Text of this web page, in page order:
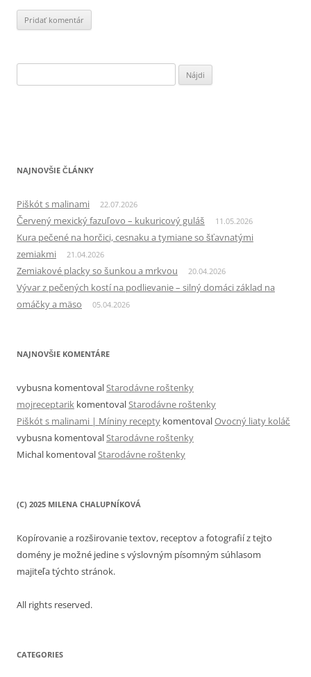
NAJNOVŠIE ČLÁNKY
Piškót s malinami 22.07.2026
Červený mexický fazuľovo – kukuricový guláš 11.05.2026
Kura pečené na horčici, cesnaku a tymiane so šťavnatými
zemiakmi
21.04.2026
Zemiakové placky so šunkou a mrkvou 20.04.2026
Vývar z pečených kostí na podlievanie – silný domáci základ na
omáčky a mäso
05.04.2026
NAJNOVŠIE KOMENTÁRE
vybusna komentovalStarodávne roštenky
mojreceptarik komentovalStarodávne roštenky
Piškót s malinami | Míniny recepty komentovalOvocný liaty koláč
vybusna komentovalStarodávne roštenky
Michal komentovalStarodávne roštenky
(C) 2025 MILENA CHALUPNÍKOVÁ
Kopírovanie a rozširovanie textov, receptov a fotografií z tejto
domény je možné jedine s výslovným písomným súhlasom
majiteľa týchto stránok.
All rights reserved.
CATEGORIES